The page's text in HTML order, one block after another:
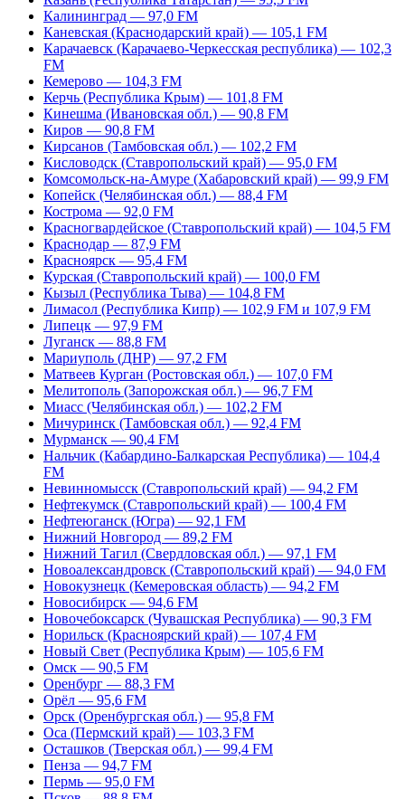
Калининград — 97,0 FM
Каневская (Краснодарский край) — 105,1 FM
Карачаевск (Карачаево-Черкесская республика) — 102,3
FM
Кемерово — 104,3 FM
Керчь (Республика Крым) — 101,8 FM
Кинешма (Ивановская обл.) — 90,8 FM
Киров — 90,8 FM
Кирсанов (Тамбовская обл.) — 102,2 FM
Кисловодск (Ставропольский край) — 95,0 FM
Комсомольск-на-Амуре (Хабаровский край) — 99,9 FM
Копейск (Челябинская обл.) — 88,4 FM
Кострома — 92,0 FM
Красногвардейское (Ставропольский край) — 104,5 FM
Краснодар — 87,9 FM
Красноярск — 95,4 FM
Курская (Ставропольский край) — 100,0 FM
Кызыл (Республика Тыва) — 104,8 FM
Лимасол (Республика Кипр) — 102,9 FM и 107,9 FM
Липецк — 97,9 FM
Луганск — 88,8 FM
Мариуполь (ДНР) — 97,2 FM
Матвеев Курган (Ростовская обл.) — 107,0 FM
Мелитополь (Запорожская обл.) — 96,7 FM
Миасс (Челябинская обл.) — 102,2 FM
Мичуринск (Тамбовская обл.) — 92,4 FM
Мурманск — 90,4 FM
Нальчик (Кабардино-Балкарская Республика) — 104,4
FM
Невинномысск (Ставропольский край) — 94,2 FM
Нефтекумск (Ставропольский край) — 100,4 FM
Нефтеюганск (Югра) — 92,1 FM
Нижний Новгород — 89,2 FM
Нижний Тагил (Свердловская обл.) — 97,1 FM
Новоалександровск (Ставропольский край) — 94,0 FM
Новокузнецк (Кемеровская область) — 94,2 FM
Новосибирск — 94,6 FM
Новочебоксарск (Чувашская Республика) — 90,3 FM
Норильск (Красноярский край) — 107,4 FM
Новый Свет (Республика Крым) — 105,6 FM
Омск — 90,5 FM
Оренбург — 88,3 FM
Орёл — 95,6 FM
Орск (Оренбургская обл.) — 95,8 FM
Оса (Пермский край) — 103,3 FM
Осташков (Тверская обл.) — 99,4 FM
Пенза — 94,7 FM
Пермь — 95,0 FM